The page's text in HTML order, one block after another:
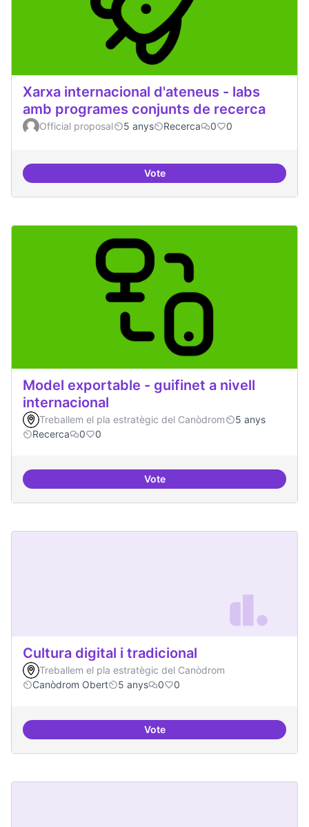
Xarxa internacional d'ateneus - labs
amb programes conjunts de recerca
Official proposal 5 anys Recerca 0 0
VoteXarxa internacional d'ateneus -
Model exportable - guifinet a nivell
internacional
Treballem el pla estratègic del Canòdrom
5 anys
Recerca
0 0
VoteModel exportable - guifinet a
Cultura digital i tradicional
Treballem el pla estratègic del Canòdrom
Canòdrom Obert
5 anys 0 0
VoteCultura digital i tradicional